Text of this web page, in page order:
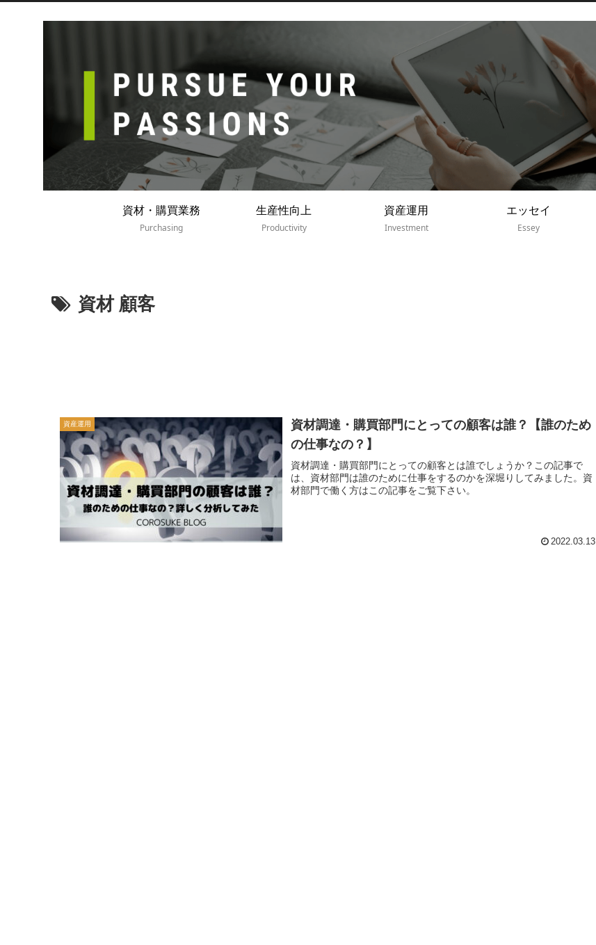
資材・購買業務
Purchasing
生産性向上
Productivity
資産運用
Investment
エッセイ
Essey
資材 顧客
資産運用
資材調達・購買部門にとっての顧客は誰？【誰のため
の仕事なの？】
資材調達・購買部門にとっての顧客とは誰でしょうか？この記事で
は、資材部門は誰のために仕事をするのかを深堀りしてみました。資
材部門で働く方はこの記事をご覧下さい。
2022.03.13